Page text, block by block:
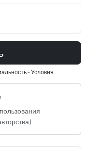
-Условия